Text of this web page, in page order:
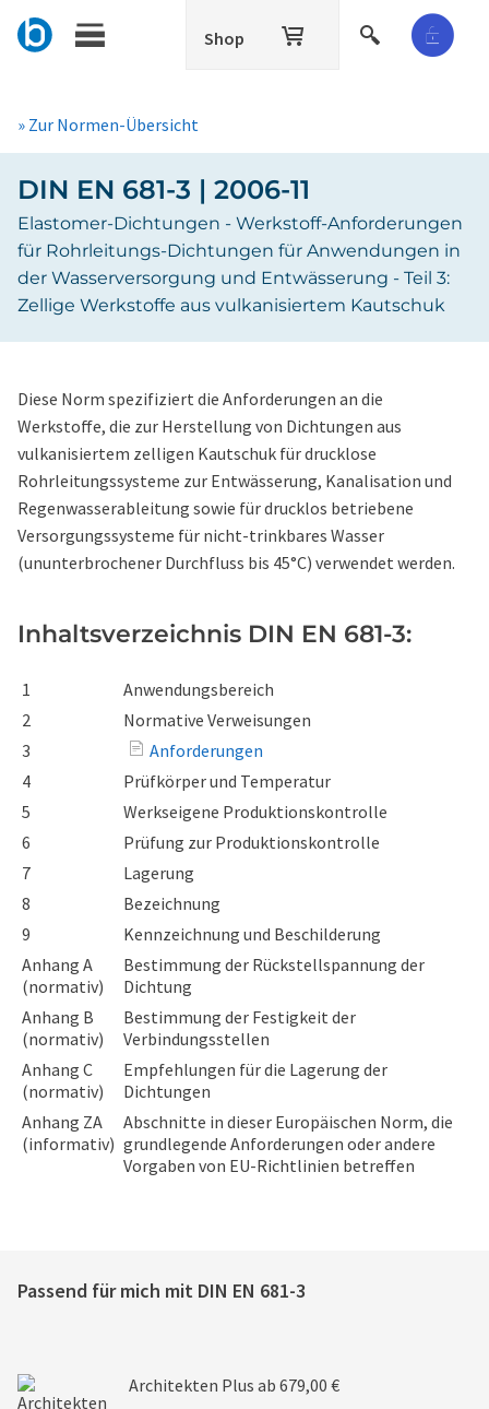
Shop
» Zur Normen-Übersicht
DIN EN 681-3 | 2006-11
Elastomer-Dichtungen - Werkstoff-Anforderungen
für Rohrleitungs-Dichtungen für Anwendungen in
der Wasserversorgung und Entwässerung - Teil 3:
Zellige Werkstoffe aus vulkanisiertem Kautschuk
Diese Norm spezifiziert die Anforderungen an die
Werkstoffe, die zur Herstellung von Dichtungen aus
vulkanisiertem zelligen Kautschuk für drucklose
Rohrleitungssysteme zur Entwässerung, Kanalisation und
Regenwasserableitung sowie für drucklos betriebene
Versorgungssysteme für nicht-trinkbares Wasser
(ununterbrochener Durchfluss bis 45°C) verwendet werden.
Inhaltsverzeichnis DIN EN 681-3:
1
Anwendungsbereich
2
Normative Verweisungen
3
Anforderungen
4
Prüfkörper und Temperatur
5
Werkseigene Produktionskontrolle
6
Prüfung zur Produktionskontrolle
7
Lagerung
8
Bezeichnung
9
Kennzeichnung und Beschilderung
Anhang A
(normativ)
Bestimmung der Rückstellspannung der
Dichtung
Anhang B
(normativ)
Bestimmung der Festigkeit der
Verbindungsstellen
Anhang C
(normativ)
Empfehlungen für die Lagerung der
Dichtungen
Anhang ZA
(informativ)
Abschnitte in dieser Europäischen Norm, die
grundlegende Anforderungen oder andere
Vorgaben von EU-Richtlinien betreffen
Passend für mich mit DIN EN 681-3
Architekten Plus ab 679,00 €